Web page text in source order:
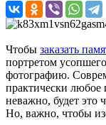
Чтобы заказать
портретом
фотографию.
практически любое
неважно, будет это
Но, важно, чтобы